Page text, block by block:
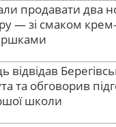
продавати два
— зі смаком
відвідав
та обговорив
школи